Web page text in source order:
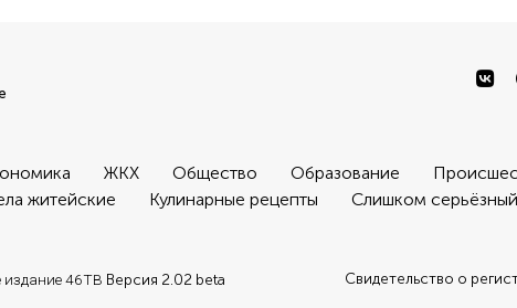
ЖКХ Общество Образование
житейские Кулинарные рецепты Слишком
издание 46ТВ Версия 2.02 beta Свидетельство о